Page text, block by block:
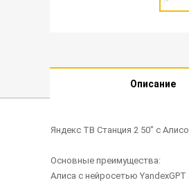
Описание
Яндекс ТВ Станция 2 50" с
Основные преимущества:
Алиса с нейросетью